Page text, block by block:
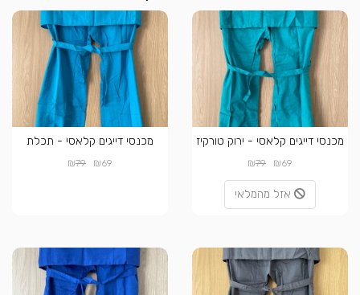
מכנסי דייגים קלאסי - ירוק טורקיז
₪69
₪79
אזל מהמלאי
מכנסי דייגים קלאסי - תכלת
₪69
₪79